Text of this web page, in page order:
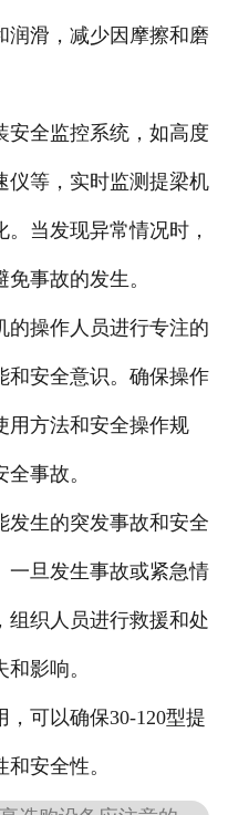
润滑，减少因摩擦和磨
全监控系统，如高度
仪等，实时监测提梁机
当发现异常情况时，
事故的发生。
操作人员进行专注的
和安全意识。确保操作
用方法和安全操作规
事故。
生的突发事故和安全
一旦发生事故或紧急情
组织人员进行救援和处
影响。
可以确保30-120型提
安全性。